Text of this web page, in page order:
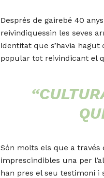
Després de gairebé 40
reivindiquessin les seves
identitat que s’havia
popular tot reivindicant el
Són molts els que a
imprescindibles una per
han pres el seu testimoni